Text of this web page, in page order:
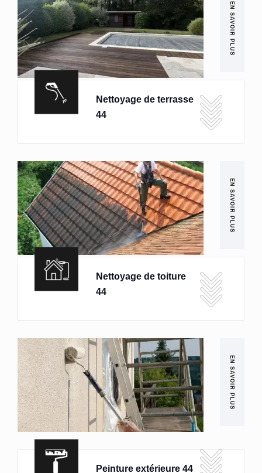
EN SAVOIR PLUS
Nettoyage de terrasse
44
EN SAVOIR PLUS
Nettoyage de toiture
44
EN SAVOIR PLUS
Peinture extérieure 44